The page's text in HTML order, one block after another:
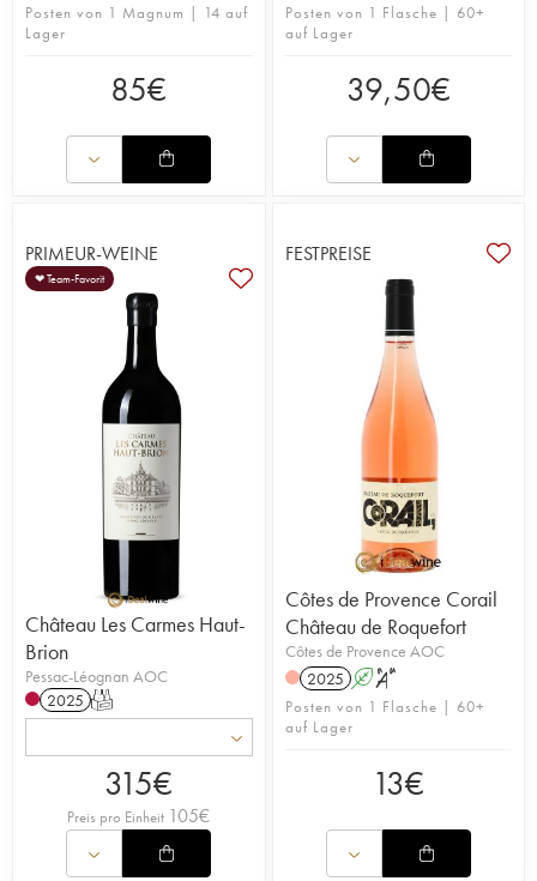
Posten von 1 Magnum | 14 auf
Lager
85€
Posten von 1 Flasche | 60+
auf Lager
39,50€
PRIMEUR-WEINE
❤ Team-Favorit
Château Les Carmes Haut-
Brion
Pessac-Léognan AOC
2025 T
315€
Preis pro Einheit 105€
FESTPREISE
Côtes de Provence Corail
Château de Roquefort
Côtes de Provence AOC
2025 A S
Posten von 1 Flasche | 60+
auf Lager
13€